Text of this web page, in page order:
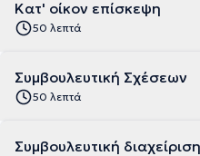
Κατ' οίκον επίσκεψη
50 λεπτά
Συμβουλευτική Σχέσεων
50 λεπτά
Συμβουλευτική